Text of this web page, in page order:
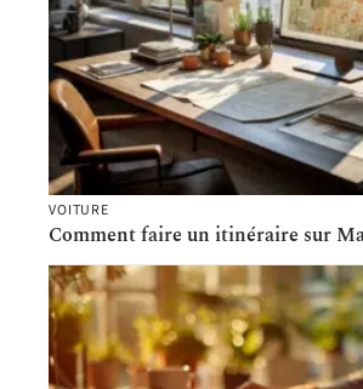
VOITURE
Comment faire un itinéraire sur